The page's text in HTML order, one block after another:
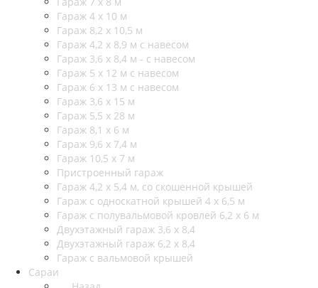
Гараж 4 х 10 м
Гараж 8,2 х 10,5 м
Гараж 4,2 х 8,9 м с навесом
Гараж 3,6 х 8,4 м - с навесом
Гараж 5 х 12 м с навесом
Гараж 6 х 13 м с навесом
Гараж 3,6 х 15 м
Гараж 5,5 х 28 м
Гараж 8,1 х 6 м
Гараж 9,6 х 7,4 м
Гараж 10,5 х 7 м
Пристроенный гараж
Гараж 4,2 х 5,4 м, со скошенной крышей
Гараж с односкатной крышей 4 х 6,5 м
Гараж с полувальмовой кровлей 6,2 х 6 м
Двухэтажный гараж 3,6 х 8,4
Двухэтажный гараж 6,2 х 8,4
Гараж с вальмовой крышей
Сараи